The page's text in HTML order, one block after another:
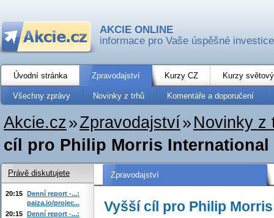
AKCIE ONLINE
informace pro Vaše úspěšné investice
Úvodní stránka Zpravodajství Kurzy CZ Kurzy
Všechny zprávy Novinky z trhů Komentáře a doporučení
Akcie.cz»Zpravodajství» Novinky z
cíl pro Philip Morris International
Zpravodajství
Vyšší cíl pro Philip
Právě diskutujete
20:15 Denní report -...:
paiza.io/projec...
20:15 Denní report -...: